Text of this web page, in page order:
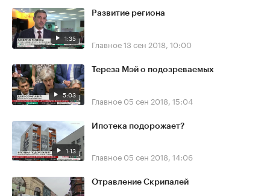
1:35
Развитие региона
Главное13 сен 2018, 10:00
5:03
Тереза Мэй о подозреваемых
Главное 05 сен 2018, 15:04
1:13
Ипотека подорожает?
Главное 05 сен 2018, 14:06
Отравление Скрипалей